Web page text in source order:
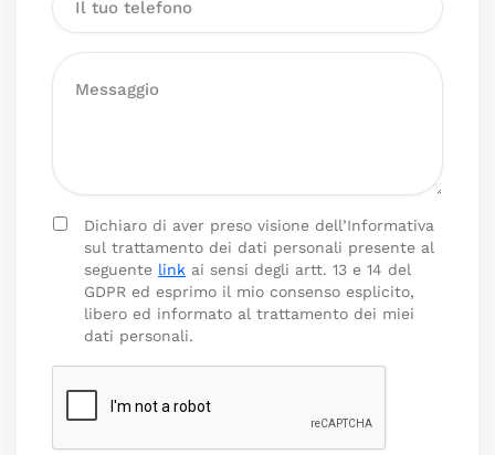
Dichiaro di aver preso visione dell’Informativa
sul trattamento dei dati personali presente al
seguente link ai sensi degli artt. 13 e 14 del
GDPR ed esprimo il mio consenso esplicito,
libero ed informato al trattamento dei miei
dati personali.